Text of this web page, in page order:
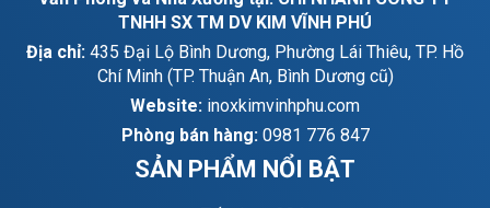
TNHH SX TM DV KIM VĨNH PHÚ
Địa chỉ: 435 Đại Lộ Bình Dương, Phường Lái Thiêu, TP. Hồ
Chí Minh (TP. Thuận An, Bình Dương cũ)
Website: inoxkimvinhphu.com
Phòng bán hàng: 0981 776 847
SẢN PHẨM NỔI BẬT